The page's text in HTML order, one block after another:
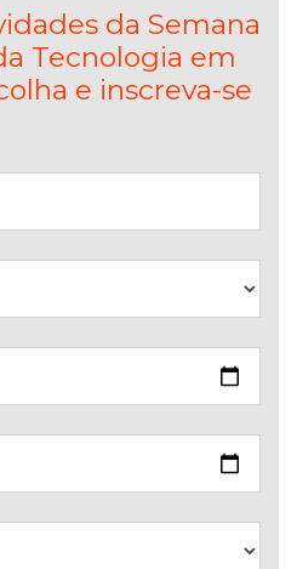
Tecnologia em
e inscreva-se